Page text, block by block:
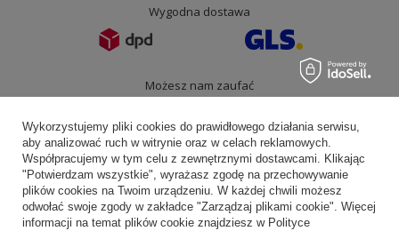
Wygodna dostawa
Możesz nam zaufać
Nasze social media
Wykorzystujemy pliki cookies do prawidłowego działania serwisu,
aby analizować ruch w witrynie oraz w celach reklamowych.
Współpracujemy w tym celu z zewnętrznymi dostawcami. Klikając
"Potwierdzam wszystkie", wyrażasz zgodę na przechowywanie
plików cookies na Twoim urządzeniu. W każdej chwili możesz
odwołać swoje zgody w zakładce "Zarządzaj plikami cookie". Więcej
informacji na temat plików cookie znajdziesz w Polityce